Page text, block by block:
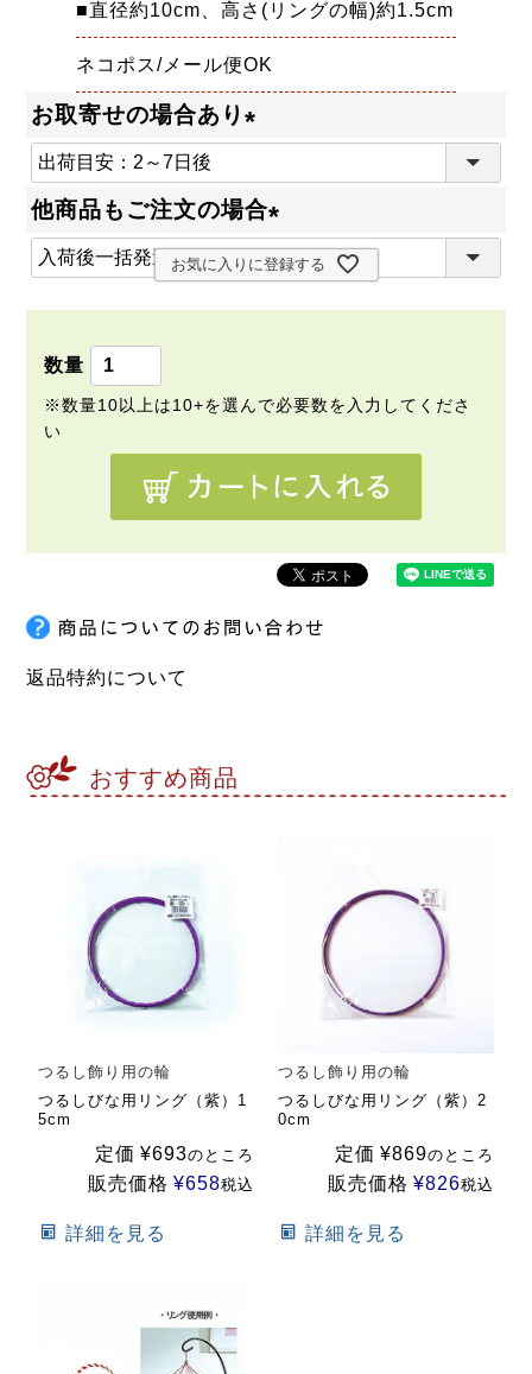
■直径約10cm、高さ(リングの幅)約1.5cm
ネコポス/メール便OK
お取寄せの場合あり
必
)
他商品もご注文の場合
(
お気に入りに登録する
返品特約について
おすすめ商品
つるし飾り用の輪
つるしびな用リング（紫）1
5cm
定価 ¥693のところ
販売価格 ¥658税込
詳細を見る
つるし飾り用の輪
つるしびな用リング（紫）2
0cm
定価 ¥869のところ
販売価格 ¥826税込
詳細を見る